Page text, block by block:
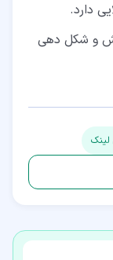
دارد.
و شکل دهی
لینک